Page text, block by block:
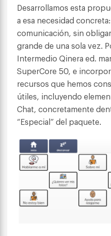
Desarrollamos esta
a esa necesidad
comunicación, sin
grande de una sola vez.
Intermedio Qinera ed.
SuperCore 50, e
recursos que hemos
útiles, incluyendo
Chat, concretamente
“Especial” del paquete.